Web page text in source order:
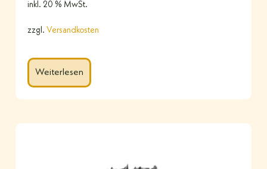
inkl. 20 % MwSt.
zzgl. Versandkosten
Weiterlesen